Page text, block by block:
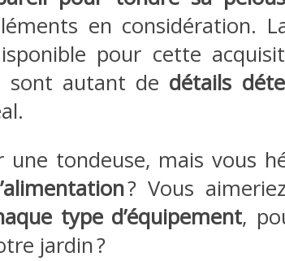
en considération.
pour cette
sont autant de détails
une tondeuse, mais vous
? Vous
type d’équipement,
jardin ?